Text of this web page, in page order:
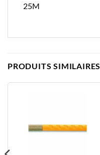
25M
PRODUITS SIMILAIRES